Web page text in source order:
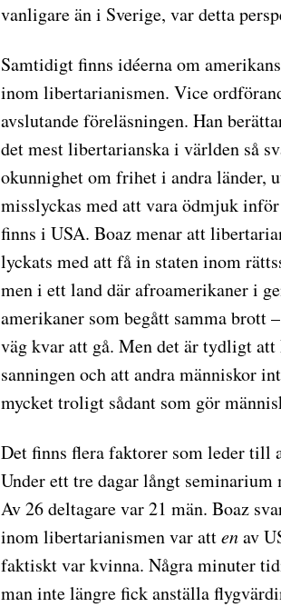
vanligare än i Sverige, var detta
Samtidigt finns idéerna om
inom libertarianismen. Vice
avslutande föreläsningen. Han
det mest libertarianska i världen så
okunnighet om frihet i andra länder,
misslyckas med att vara ödmjuk
finns i USA. Boaz menar att
lyckats med att få in staten inom
men i ett land där afroamerikaner i
amerikaner som begått samma brott
väg kvar att gå. Men det är tydligt att
sanningen och att andra människor
mycket troligt sådant som gör
Det finns flera faktorer som leder till
Under ett tre dagar långt
Av 26 deltagare var 21 män. Boaz
inom libertarianismen var attenav
faktiskt var kvinna. Några minuter
man inte längre fick anställa